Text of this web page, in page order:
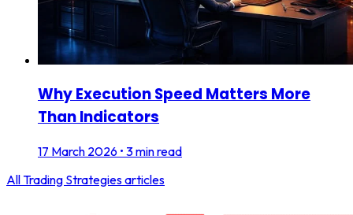
Why Execution Speed Matters More
Than Indicators
17 March 2026 • 3 min read
AllTrading Strategiesarticles